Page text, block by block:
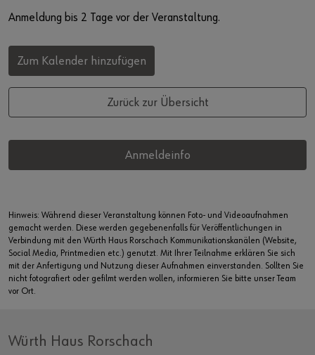
Anmeldung bis 2 Tage vor der Veranstaltung.
Zum Kalender hinzufügen
Zurück zur Übersicht
Anmeldeinfo
Hinweis: Während dieser Veranstaltung können Foto- und Videoaufnahmen
gemacht werden. Diese werden gegebenenfalls für Veröffentlichungen in
Verbindung mit den Würth Haus Rorschach Kommunikationskanälen (Website,
Social Media, Printmedien etc.) genutzt. Mit Ihrer Teilnahme erklären Sie sich
mit der Anfertigung und Nutzung dieser Aufnahmen einverstanden. Sollten Sie
nicht fotografiert oder gefilmt werden wollen, informieren Sie bitte unser Team
vor Ort.
Würth Haus Rorschach